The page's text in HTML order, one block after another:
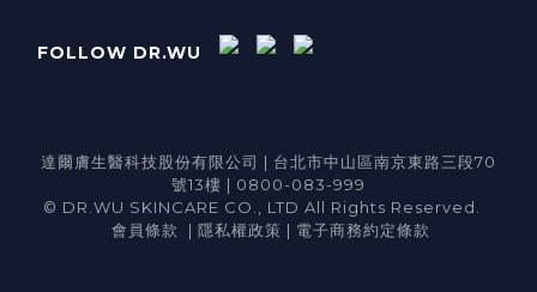
FOLLOW DR.WU
達爾膚生醫科技股份有限公司 | 台北市中山區南京東路三段70
號13樓 | 0800-083-999
© DR.WU SKINCARE CO., LTD All Rights Reserved.
會員條款
| 隱私權政策 | 電子商務約定條款